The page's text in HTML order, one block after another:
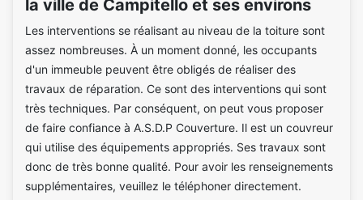
la ville de Campitello et ses environs
Les interventions se réalisant au niveau de la toiture sont
assez nombreuses. À un moment donné, les occupants
d'un immeuble peuvent être obligés de réaliser des
travaux de réparation. Ce sont des interventions qui sont
très techniques. Par conséquent, on peut vous proposer
de faire confiance à A.S.D.P Couverture. Il est un couvreur
qui utilise des équipements appropriés. Ses travaux sont
donc de très bonne qualité. Pour avoir les renseignements
supplémentaires, veuillez le téléphoner directement.